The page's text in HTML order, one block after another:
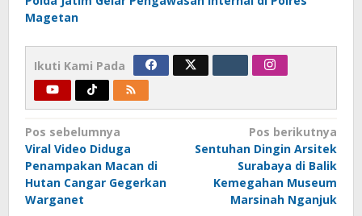
Magetan
Ikuti Kami Pada
Navigasi
pos
Pos sebelumnya
Viral Video Diduga
Penampakan Macan di
Hutan Cangar Gegerkan
Warganet
Pos berikutnya
Sentuhan Dingin Arsitek
Surabaya di Balik
Kemegahan Museum
Marsinah Nganjuk